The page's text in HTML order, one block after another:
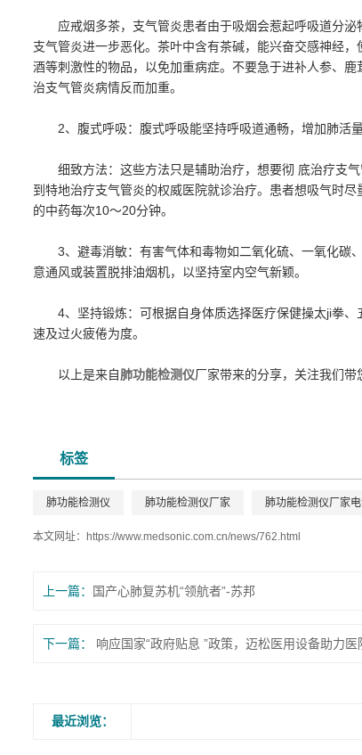
应戒烟多茶，支气管炎患者由于吸烟会惹起呼吸道分
支气管炎进一步恶化。茶叶中含有茶碱，能兴奋交感神经
酒等刺激性的物品，以免加重病症。不要急于进补人参、
治支气管炎病情反而加重。
2、腹式呼吸：腹式呼吸能坚持呼吸道通畅，增加肺活
细致方法：这些方法只是辅助治疗，想要彻 底治疗支
到特地治疗支气管炎的权威医院就诊治疗。患者想吸气时
的中药每次10～20分钟。
3、避毒消敏：有害气体和毒物如二氧化硫、一氧化碳
意通风或装置脱排油烟机，以坚持室内空气新颖。
4、坚持锻炼：可根据自身体质选择医疗保健操太ji拳
速及过火疲倦为度。
以上是来自肺功能检测仪厂家带来的分享，关注我们带
标签
肺功能检测仪 肺功能检测仪厂家 肺功能检测仪厂家
本文网址： https://www.medsonic.com.cn/news/762.html
上一篇： 国产心肺复苏机“领航者”-苏邦
下一篇： 响应国家“政府贴息 ”政策，迈松医用设备助力
最近浏览：